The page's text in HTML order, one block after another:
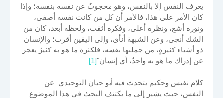
يعرف النفس إلا بالنفس، وهو محجوبٌ عن نفسه بنفسه؛ وإذا
كان الأمر على هذا، فالأمر أن كل من كانت نفسه أصفى،
ونوره أشع، ونظره أعلى، وفكره أثقب، ولحظه أبعد، كان من
الشك أنجى، وعن الشبهة أنأى، وإلى اليقين أقرب؛ والإنسان
ذو أشياء كثيرةٍ، من جملتها نفسه، فلكثرة ما هو به كثيرٌ يعجز
عن إدراك ما هو به واحدٌ، أي إنسان"[1]
كلام نفيس وحكيم يتحدث فيه أبو حيان التوحيدي عن
النفس، حيث يشير إلى ما يكتنف البحث في هذا الموضوع